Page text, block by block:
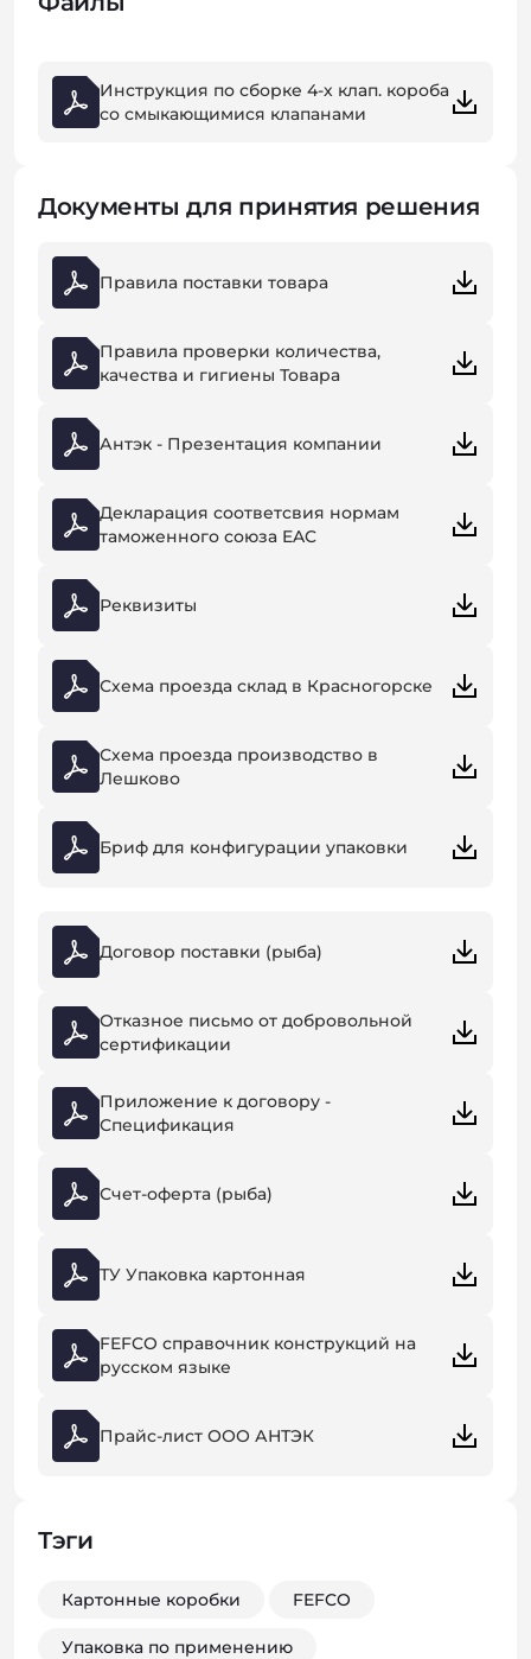
Инструкция по сборке 4-х клап. короба
со смыкающимися клапанами
Документы для принятия решения
Правила поставки товара
Правила проверки количества,
качества и гигиены Товара
Антэк - Презентация компании
Декларация соответсвия нормам
таможенного союза EAC
Реквизиты
Схема проезда склад в Красногорске
Схема проезда производство в
Лешково
Бриф для конфигурации упаковки
Договор поставки (рыба)
Отказное письмо от добровольной
сертификации
Приложение к договору -
Спецификация
Счет-оферта (рыба)
ТУ Упаковка картонная
FEFCO справочник конструкций на
русском языке
Прайс-лист ООО АНТЭК
Тэги
Картонные коробки FEFCO
Упаковка по применению